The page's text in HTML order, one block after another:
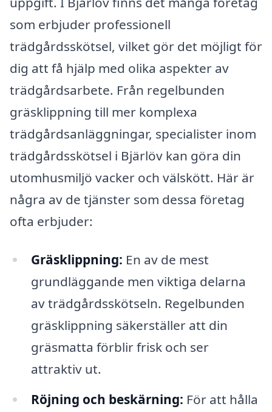
som erbjuder professionell
trädgårdsskötsel, vilket gör det möjligt för
dig att få hjälp med olika aspekter av
trädgårdsarbete. Från regelbunden
gräsklippning till mer komplexa
trädgårdsanläggningar, specialister inom
trädgårdsskötsel i Bjärlöv kan göra din
utomhusmiljö vacker och välskött. Här är
några av de tjänster som dessa företag
ofta erbjuder:
Gräsklippning: En av de mest
grundläggande men viktiga delarna
av trädgårdsskötseln. Regelbunden
gräsklippning säkerställer att din
gräsmatta förblir frisk och ser
attraktiv ut.
Röjning och beskärning: För att hålla